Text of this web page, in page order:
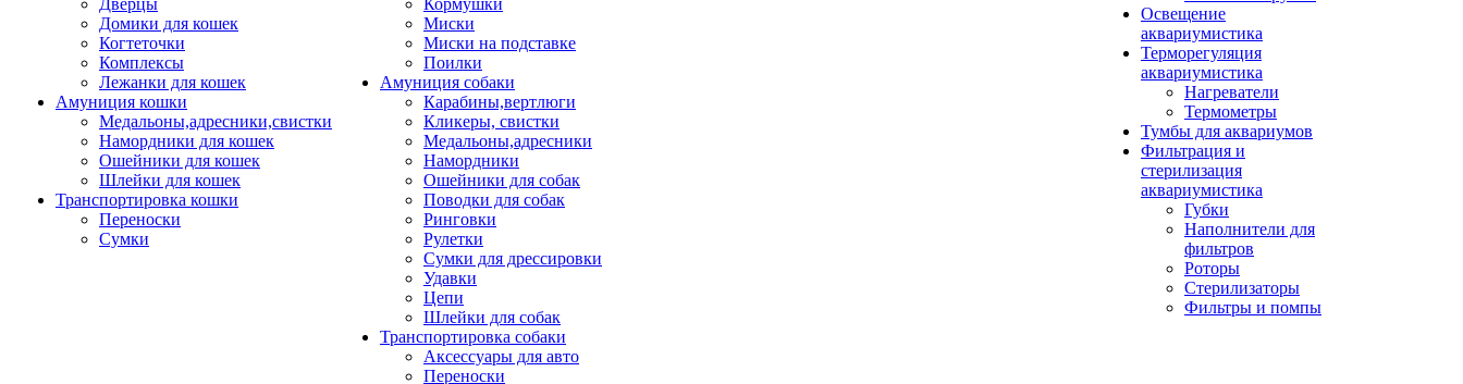
Дверцы
Домики для кошек
Когтеточки
Комплексы
Лежанки для кошек
Амуниция кошки
Медальоны,адресники,свистки
Намордники для кошек
Ошейники для кошек
Шлейки для кошек
Транспортировка кошки
Переноски
Сумки
Кормушки
Миски
Миски на подставке
Поилки
Амуниция собаки
Карабины,вертлюги
Кликеры, свистки
Медальоны,адресники
Намордники
Ошейники для собак
Поводки для собак
Ринговки
Рулетки
Сумки для дрессировки
Удавки
Цепи
Шлейки для собак
Транспортировка собаки
Аксессуары для авто
Переноски
Освещение
аквариумистика
Терморегуляция
аквариумистика
Нагреватели
Термометры
Тумбы для аквариумов
Фильтрация и
стерилизация
аквариумистика
Губки
Наполнители для
фильтров
Роторы
Стерилизаторы
Фильтры и помпы